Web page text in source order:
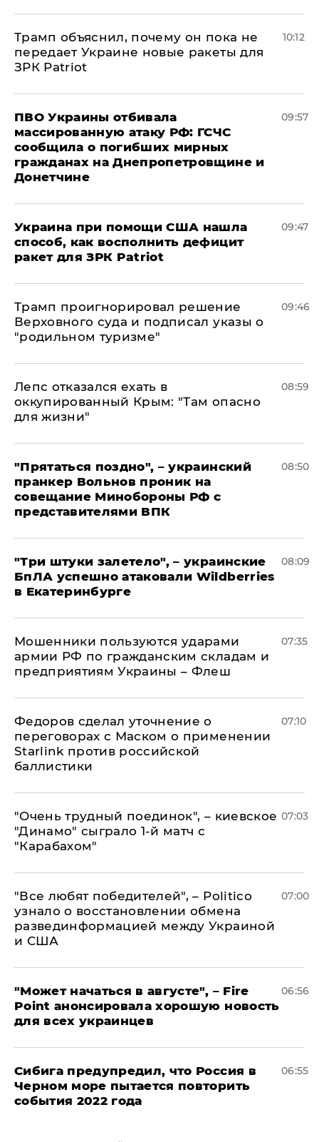
Трамп объяснил, почему он пока не
передает Украине новые ракеты для
ЗРК Patriot
10:12
ПВО Украины отбивала
массированную атаку РФ: ГСЧС
сообщила о погибших мирных
гражданах на Днепропетровщине и
Донетчине
09:57
Украина при помощи США нашла
способ, как восполнить дефицит
ракет для ЗРК Patriot
09:47
Трамп проигнорировал решение
Верховного суда и подписал указы о
"родильном туризме"
09:46
Лепс отказался ехать в
оккупированный Крым: "Там опасно
для жизни"
08:59
"Прятаться поздно", – украинский
пранкер Вольнов проник на
совещание Минобороны РФ с
представителями ВПК
08:50
"Три штуки залетело", – украинские
БпЛА успешно атаковали Wildberries
в Екатеринбурге
08:09
Мошенники пользуются ударами
армии РФ по гражданским складам и
предприятиям Украины – Флеш
07:35
Федоров сделал уточнение о
переговорах с Маском о применении
Starlink против российской
баллистики
07:10
"Очень трудный поединок", – киевское
"Динамо" сыграло 1-й матч с
"Карабахом"
07:03
​"Все любят победителей", – Politico
узнало о восстановлении обмена
развединформацией между Украиной
и США
07:00
"Может начаться в августе", – Fire
Point анонсировала хорошую новость
для всех украинцев
06:56
Сибига предупредил, что Россия в
Черном море пытается повторить
события 2022 года
06:55